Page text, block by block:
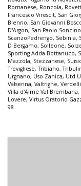
Romanese, Roncola,
Francesco Virescit, San
Bienno, San Giovanni
D'Argon, San Paolo Soncino
ScanzoPedrengo, Sebinia,
D Bergamo, Solleone,
Sporting Adda Bottanuco,
Mazzola, Stezzanese,
Trevigliese,Tribiano,
Urgnano, Uso Zanica, Utd
Valserina, Valtrighe,
Villa d'Almè Val Brembana,
Lovere, Virtus Oratorio
98